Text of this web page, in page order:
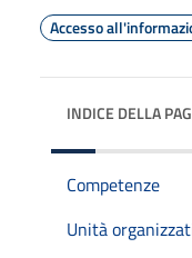
Accesso
INDICE DELLA
Competenze
Unità